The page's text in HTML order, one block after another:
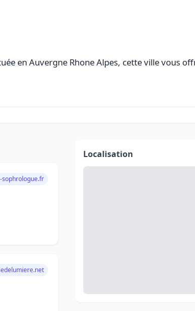
en Auvergne Rhone Alpes, cette ville vous
sophrologue.fr
Localisation